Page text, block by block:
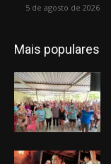
5 de agosto de 2026
Mais populares